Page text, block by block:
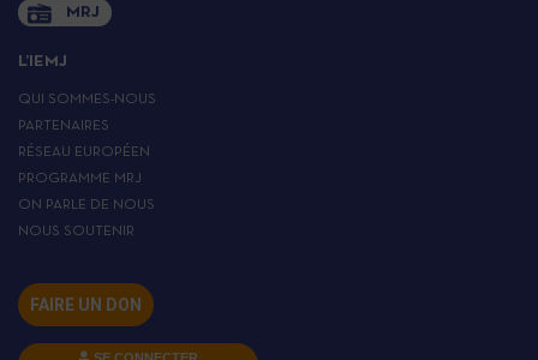
MRJ
L’IEMJ
QUI SOMMES-NOUS
PARTENAIRES
RÉSEAU EUROPÉEN
PROGRAMME MRJ
ON PARLE DE NOUS
NOUS SOUTENIR
FAIRE UN DON